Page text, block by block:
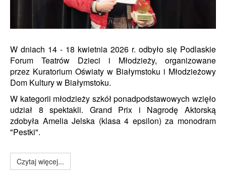
W dniach 14 - 18 kwietnia 2026 r. odbyło się Podlaskie
Forum Teatrów Dzieci i Młodzieży, organizowane
przez Kuratorium Oświaty w Białymstoku i Młodzieżowy
Dom Kultury w Białymstoku.
W kategorii młodzieży szkół ponadpodstawowych wzięło
udział 8 spektakli. Grand Prix i Nagrodę Aktorską
zdobyła Amelia Jelska (klasa 4 epsilon) za monodram
"Pestki".
Czytaj więcej...